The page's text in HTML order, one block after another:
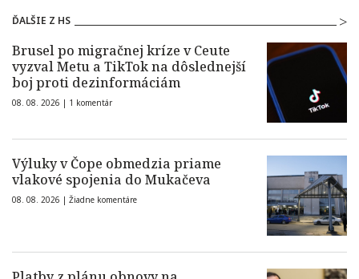
ĎALŠIE Z HS
Brusel po migračnej kríze v Ceute
vyzval Metu a TikTok na dôslednejší
boj proti dezinformáciám
08. 08. 2026 | 1 komentár
Výluky v Čope obmedzia priame
vlakové spojenia do Mukačeva
08. 08. 2026 | Žiadne komentáre